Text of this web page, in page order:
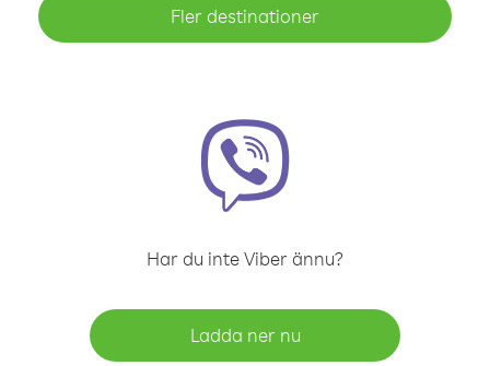
Fler destinationer
Har du inte Viber ännu?
Ladda ner nu